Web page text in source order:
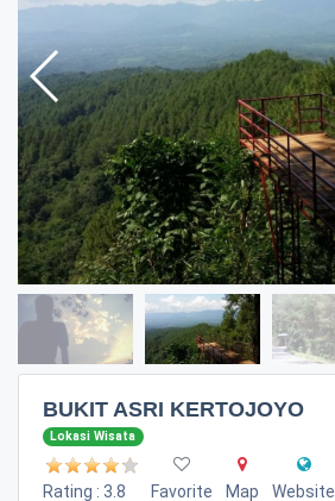
BUKIT ASRI KERTOJOYO
Lokasi Wisata
Rating : 3.8 Favorite Map Website